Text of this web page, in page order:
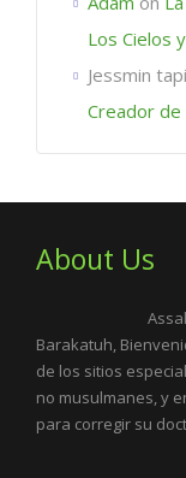
Los Cielos
Jessmin
Creador de
About Us
Barakatuh,
de los sitios
no musulmanes, y
para corregir su